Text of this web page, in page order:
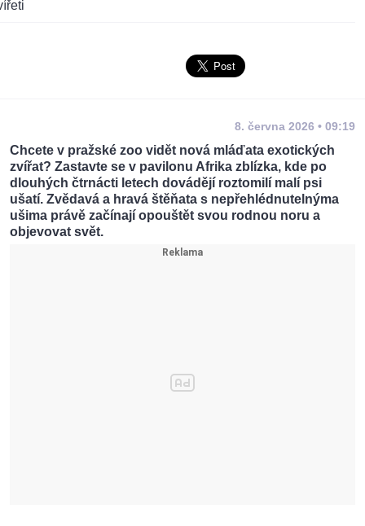
8. června 2026 • 09:19
Chcete v pražské zoo vidět nová mláďata exotických
zvířat? Zastavte se v pavilonu Afrika zblízka, kde po
dlouhých čtrnácti letech dovádějí roztomilí malí psi
ušatí. Zvědavá a hravá štěňata s nepřehlédnutelnýma
ušima právě začínají opouštět svou rodnou noru a
objevovat svět.